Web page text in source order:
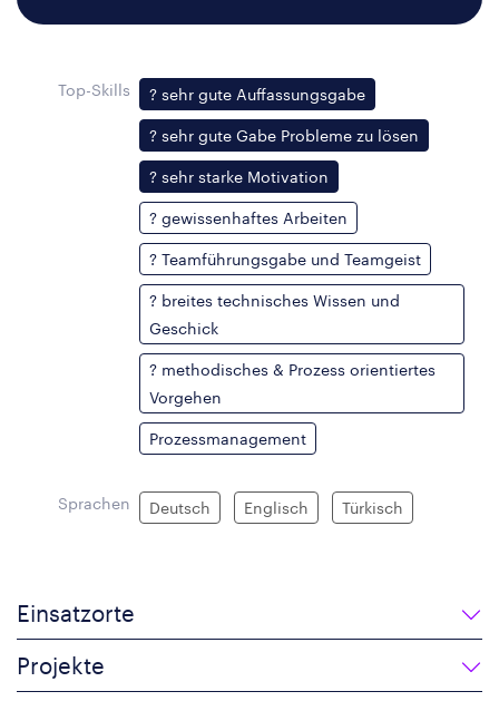
Top-Skills ? sehr gute Auffassungsgabe
? sehr gute Gabe Probleme zu lösen
? sehr starke Motivation
? gewissenhaftes Arbeiten
? Teamführungsgabe und Teamgeist
? breites technisches Wissen und
Geschick
? methodisches & Prozess orientiertes
Vorgehen
Prozessmanagement
Sprachen Deutsch Englisch Türkisch
Einsatzorte
Projekte